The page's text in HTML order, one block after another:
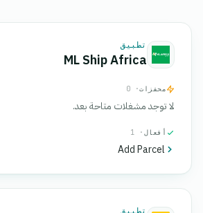
تطبيق
ML Ship Africa
محفزات· 0
لا توجد مشغلات متاحة بعد.
أفعال · 1
Add Parcel